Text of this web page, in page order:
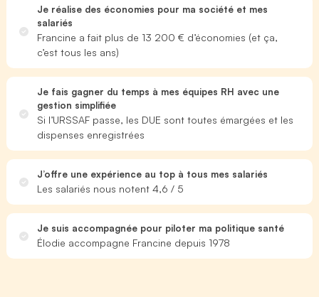
Je réalise des économies pour ma société et mes
salariés
Francine a fait plus de 13 200 € d’économies (et ça,
c’est tous les ans)
Je fais gagner du temps à mes équipes RH avec une
gestion simplifiée
Si l’URSSAF passe, les DUE sont toutes émargées et les
dispenses enregistrées
J’offre une expérience au top à tous mes salariés
Les salariés nous notent 4,6 / 5
Je suis accompagnée pour piloter ma politique santé
Élodie accompagne Francine depuis 1978